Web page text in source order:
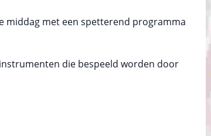
middag met een spetterend programma
die bespeeld worden door